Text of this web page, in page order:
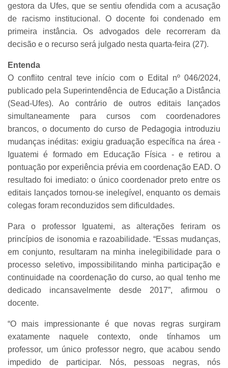
gestora da Ufes, que se sentiu ofendida com a acusação
de racismo institucional. O docente foi condenado em
primeira instância. Os advogados dele recorreram da
decisão e o recurso será julgado nesta quarta-feira (27).
Entenda
O conflito central teve início com o Edital nº 046/2024,
publicado pela Superintendência de Educação a Distância
(Sead-Ufes). Ao contrário de outros editais lançados
simultaneamente para cursos com coordenadores
brancos, o documento do curso de Pedagogia introduziu
mudanças inéditas: exigiu graduação específica na área -
Iguatemi é formado em Educação Física - e retirou a
pontuação por experiência prévia em coordenação EAD. O
resultado foi imediato: o único coordenador preto entre os
editais lançados tornou-se inelegível, enquanto os demais
colegas foram reconduzidos sem dificuldades.
Para o professor Iguatemi, as alterações feriram os
princípios de isonomia e razoabilidade. “Essas mudanças,
em conjunto, resultaram na minha inelegibilidade para o
processo seletivo, impossibilitando minha participação e
continuidade na coordenação do curso, ao qual tenho me
dedicado incansavelmente desde 2017”, afirmou o
docente.
“O mais impressionante é que novas regras surgiram
exatamente naquele contexto, onde tínhamos um
professor, um único professor negro, que acabou sendo
impedido de participar. Nós, pessoas negras, nós